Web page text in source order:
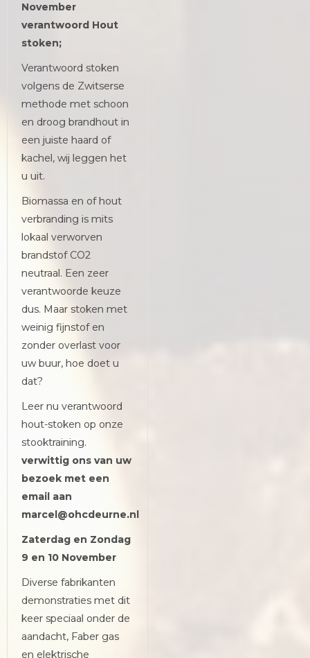
November
verantwoord Hout
stoken;
Verantwoord stoken
volgens de Zwitserse
methode met schoon
en droog brandhout in
een juiste haard of
kachel, wij leggen het
u uit.
Biomassa en of hout
verbranding is mits
lokaal verworven
brandstof CO2
neutraal. Een zeer
verantwoorde keuze
dus. Maar stoken met
weinig fijnstof en
zonder overlast voor
uw buur, hoe doet u
dat?
Leer nu verantwoord
hout-stoken op onze
stooktraining.
verwittig ons van uw
bezoek met een
email aan
marcel@ohcdeurne.nl
Zaterdag en Zondag
9 en 10 November
Diverse fabrikanten
demonstraties met dit
keer speciaal onder de
aandacht, Faber gas
en elektrische